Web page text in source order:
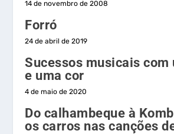
14 de novembro de 2008
Forró
24 de abril de 2019
Sucessos musicais com
e uma cor
4 de maio de 2020
Do calhambeque à
os carros nas canções